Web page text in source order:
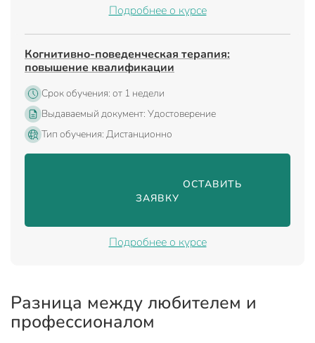
Подробнее о курсе
Когнитивно-поведенческая терапия:
повышение квалификации
Срок обучения: от 1 недели
Выдаваемый документ: Удостоверение
Тип обучения: Дистанционно
                                ОСТАВИТЬ
ЗАЯВКУ
Подробнее о курсе
Разница между любителем и
профессионалом